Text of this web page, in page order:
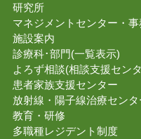
研究所
マネジメントセンター・事
施設案内
診療科･部門(一覧表示)
よろず相談(相談支援セン
患者家族支援センター
放射線・陽子線治療センタ
教育・研修
多職種レジデント制度